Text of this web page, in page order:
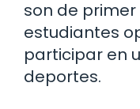
son de
estudiantes
participar en
deportes.